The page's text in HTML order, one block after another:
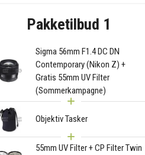
Pakketilbud 1
Sigma 56mm F1.4 DC DN
Contemporary (Nikon Z) +
Gratis 55mm UV Filter
(Sommerkampagne)
Objektiv Tasker
55mm UV Filter + CP Filter Twin